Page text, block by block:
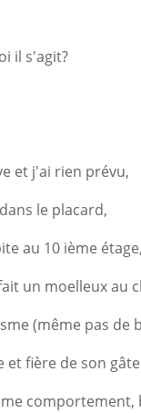
il s'agit?
et j'ai rien prévu,
le placard,
au 10 ième étage,
un moelleux au
(même pas de
fière de son
comportement,